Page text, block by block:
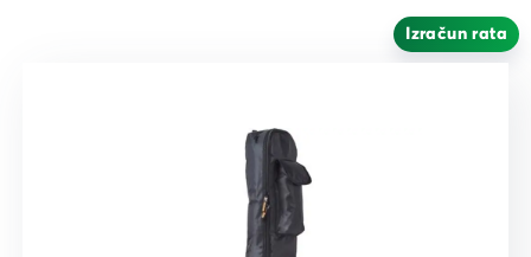
Izračun rata